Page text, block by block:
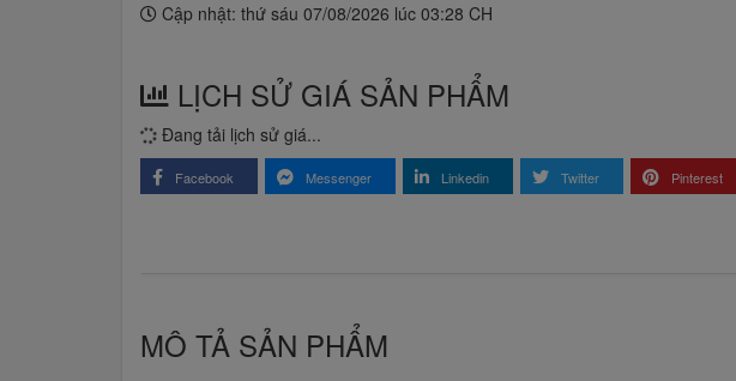
Cập nhật: thứ sáu 07/08/2026 lúc 03:28 CH
LỊCH SỬ GIÁ SẢN PHẨM
Đang tải lịch sử giá...
Facebook Messenger Linkedin Twitter Pinterest
MÔ TẢ SẢN PHẨM